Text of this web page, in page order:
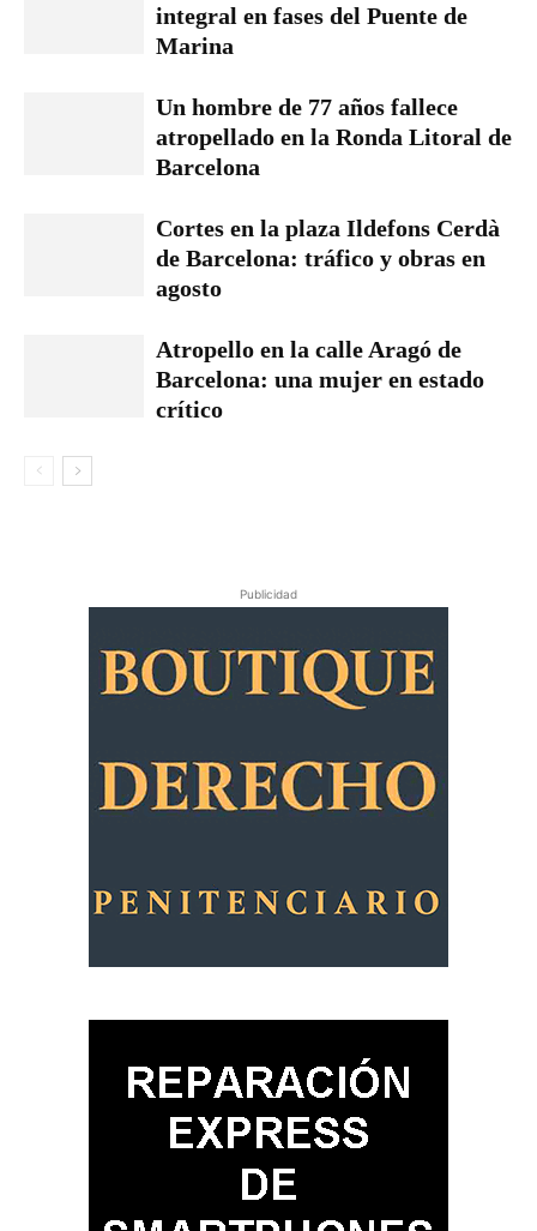
integral en fases del Puente de
Marina
Un hombre de 77 años fallece
atropellado en la Ronda Litoral de
Barcelona
Cortes en la plaza Ildefons Cerdà
de Barcelona: tráfico y obras en
agosto
Atropello en la calle Aragó de
Barcelona: una mujer en estado
crítico
Publicidad